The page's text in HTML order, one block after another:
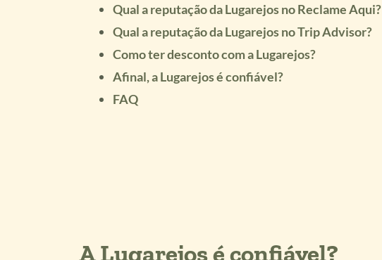
Qual a reputação da Lugarejos no Reclame Aqui?
Qual a reputação da Lugarejos no Trip Advisor?
Como ter desconto com a Lugarejos?
Afinal, a Lugarejos é confiável?
FAQ
A Lugarejos é confiável?